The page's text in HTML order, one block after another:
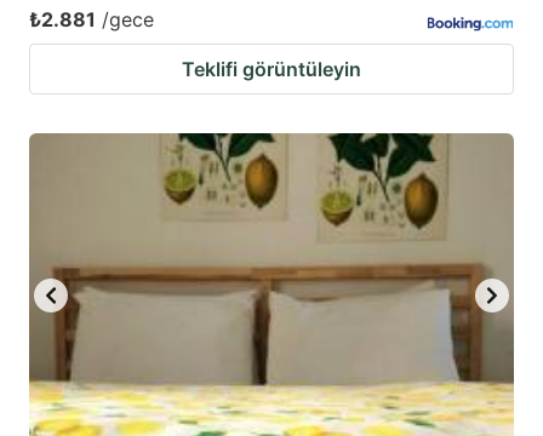
₺2.881 /gece
Teklifi görüntüleyin